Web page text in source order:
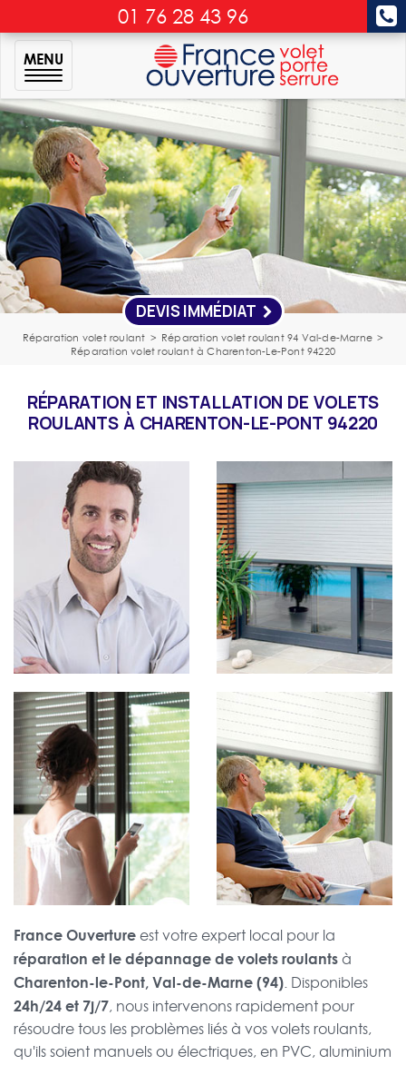
01 76 28 43 96
MENU
DEVIS IMMÉDIAT
Réparation volet roulant > Réparation volet roulant 94 Val-de-Marne >
Réparation volet roulant à Charenton-Le-Pont 94220
RÉPARATION ET INSTALLATION DE VOLETS
ROULANTS À CHARENTON-LE-PONT 94220
France Ouverture est votre expert local pour la
réparation et le dépannage de volets roulantsà
Charenton-le-Pont, Val-de-Marne (94). Disponibles
24h/24 et 7j/7, nous intervenons rapidement pour
résoudre tous les problèmes liés à vos volets roulants,
qu'ils soient manuels ou électriques, en PVC, aluminium